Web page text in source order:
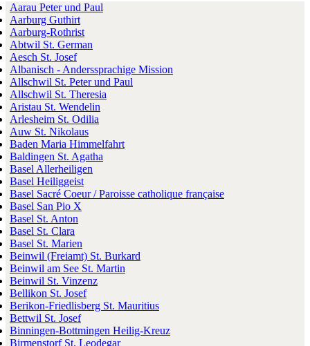
Aarau Peter und Paul
Aarburg Guthirt
Aarburg-Rothrist
Abtwil St. German
Aesch St. Josef
Albanisch - Anderssprachige Mission
Allschwil St. Peter und Paul
Allschwil St. Theresia
Aristau St. Wendelin
Arlesheim St. Odilia
Auw St. Nikolaus
Baden Maria Himmelfahrt
Baldingen St. Agatha
Basel Allerheiligen
Basel Heiliggeist
Basel Sacré Coeur / Paroisse catholique française
Basel San Pio X
Basel St. Anton
Basel St. Clara
Basel St. Marien
Beinwil (Freiamt) St. Burkard
Beinwil am See St. Martin
Beinwil St. Vinzenz
Bellikon St. Josef
Berikon-Friedlisberg St. Mauritius
Bettwil St. Josef
Binningen-Bottmingen Heilig-Kreuz
Birmenstorf St. Leodegar